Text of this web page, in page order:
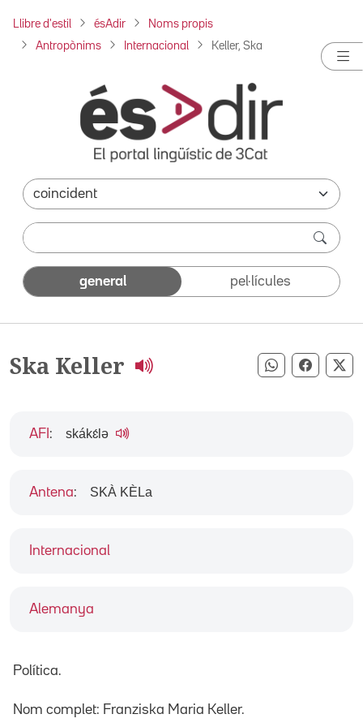
Llibre d'estil ésAdir Noms propis
Antropònims Internacional Keller, Ska
general pel·lícules
Ska Keller Compartir
Internacional
Alemanya
AFI : skákɛ́lə
Antena: SKÀ KÈLa
Política.
Nom complet: Franziska Maria Keller.